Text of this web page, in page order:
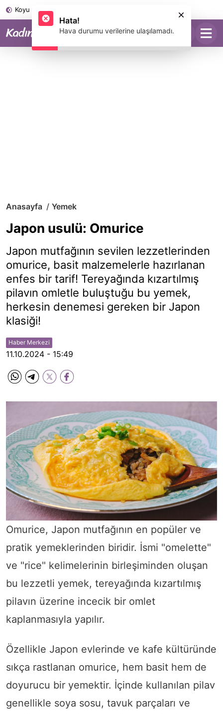
Koyu Mod
Anasayfa Yemek
Japon usulü: Omurice
Japon mutfağının sevilen lezzetlerinden
omurice, basit malzemelerle hazırlanan
enfes bir tarif! Tereyağında kızartılmış
pilavın omletle buluştuğu bu yemek,
herkesin denemesi gereken bir Japon
klasiği!
Haber Merkezi
11.10.2024 - 15:49
Omurice, Japon mutfağının en popüler ve
pratik yemeklerinden biridir. İsmi "omelette"
ve "rice" kelimelerinin birleşiminden oluşan
bu lezzetli yemek, tereyağında kızartılmış
pilavın üzerine incecik bir omlet
kaplanmasıyla yapılır.
Özellikle Japon evlerinde ve kafe kültüründe
sıkça rastlanan omurice, hem basit hem de
doyurucu bir yemektir. İçinde kullanılan pilav
genellikle soya sosu, tavuk parçaları ve